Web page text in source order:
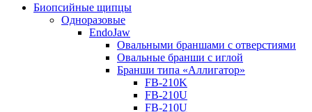
Биопсийные щипцы
Одноразовые
EndoJaw
Овальными браншами с отверстиями
Овальные бранши с иглой
Бранши типа «Аллигатор»
FB-210K
FB-210U
FB-210U